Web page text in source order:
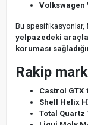
Volkswagen
Bu spesifikasyonlar,
yelpazedeki
koruması
Rakip
Castrol GTX
Shell Helix
Total Quartz